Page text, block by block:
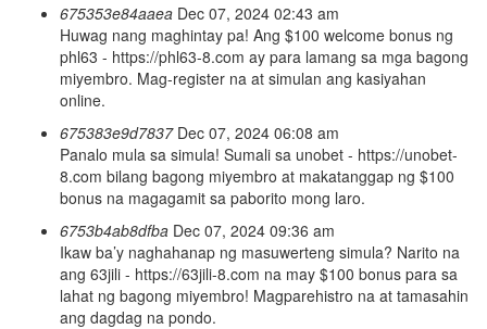
675353e84aaea Dec 07, 2024 02:43 am
Huwag nang maghintay pa! Ang $100 welcome bonus ng
phl63 - https://phl63-8.com ay para lamang sa mga bagong
miyembro. Mag-register na at simulan ang kasiyahan
online.
675383e9d7837 Dec 07, 2024 06:08 am
Panalo mula sa simula! Sumali sa unobet - https://unobet-
8.com bilang bagong miyembro at makatanggap ng $100
bonus na magagamit sa paborito mong laro.
6753b4ab8dfba Dec 07, 2024 09:36 am
Ikaw ba’y naghahanap ng masuwerteng simula? Narito na
ang 63jili - https://63jili-8.com na may $100 bonus para sa
lahat ng bagong miyembro! Magparehistro na at tamasahin
ang dagdag na pondo.